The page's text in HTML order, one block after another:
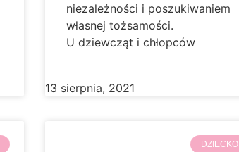
niezależności i poszukiwaniem
własnej tożsamości.
U dziewcząt i chłopców
13 sierpnia, 2021
DZIECKO